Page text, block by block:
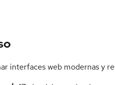
interfaces web modernas y